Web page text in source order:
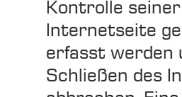
Kontrolle
Internetseite
erfasst werden
Schließen des